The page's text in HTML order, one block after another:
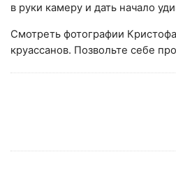
в руки камеру и дать начало
Смотреть фотографии
круассанов. Позвольте себе